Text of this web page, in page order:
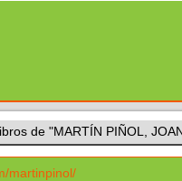
de "MARTÍN PIÑOL,
martinpinol/